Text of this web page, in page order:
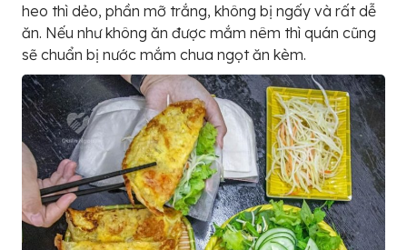
heo thì dẻo, phần mỡ trắng, không bị ngấy và rất dễ
ăn. Nếu như không ăn được mắm nêm thì quán cũng
sẽ chuẩn bị nước mắm chua ngọt ăn kèm.